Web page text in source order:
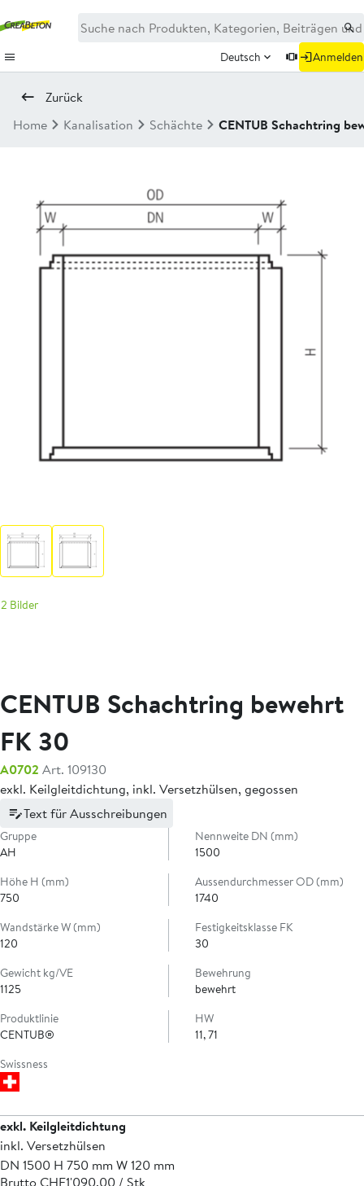
Deutsch Anmelden
Zurück
Home
Kanalisation Schächte CENTUB Schachtring
2 Bilder
CENTUB Schachtring bewehrt
FK 30
A0702 Art. 109130
exkl. Keilgleitdichtung, inkl. Versetzhülsen, gegossen
Text für Ausschreibungen
Gruppe
AH
Nennweite DN (mm)
1500
Höhe H (mm)
750
Aussendurchmesser OD (mm)
1740
Wandstärke W (mm)
120
Festigkeitsklasse FK
30
Gewicht kg/VE
1125
Bewehrung
bewehrt
Produktlinie
CENTUB®
HW
11, 71
Swissness
exkl. Keilgleitdichtung
inkl. Versetzhülsen
DN 1500 H 750 mm W 120 mm
Brutto CHF1'090.00 / Stk